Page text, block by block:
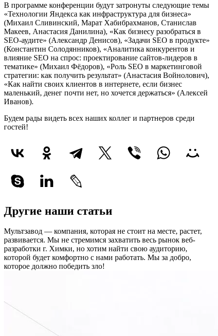
В программе конференции будут затронуты следующие темы
«Технологии Яндекса как инфраструктура для бизнеса»
(Михаил Сливинский, Марат Хабибрахманов, Станислав
Макеев, Анастасия Данилина), «Как бизнесу разобраться в
SEO-аудите» (Александр Денисов), «Задачи SEO в продукте»
(Константин Солодянников), «Аналитика конкурентов и
влияние SEO на спрос: проектирование сайтов-лидеров в
тематике» (Михаил Фёдоров), «Роль SEO в маркетинговой
стратегии: как получить результат» (Анастасия Войнолович),
«Как найти своих клиентов в интернете, если бизнес
маленький, денег почти нет, но хочется держаться» (Алексей
Иванов).
Будем рады видеть всех наших коллег и партнеров среди
гостей!
Другие наши статьи
Мультзавод — компания, которая не стоит на месте, растет,
развивается. Мы не стремимся захватить весь рынок веб-
разработки г. Химки, но хотим найти свою аудиторию,
которой будет комфортно с нами работать. Мы за добро,
которое должно победить зло!